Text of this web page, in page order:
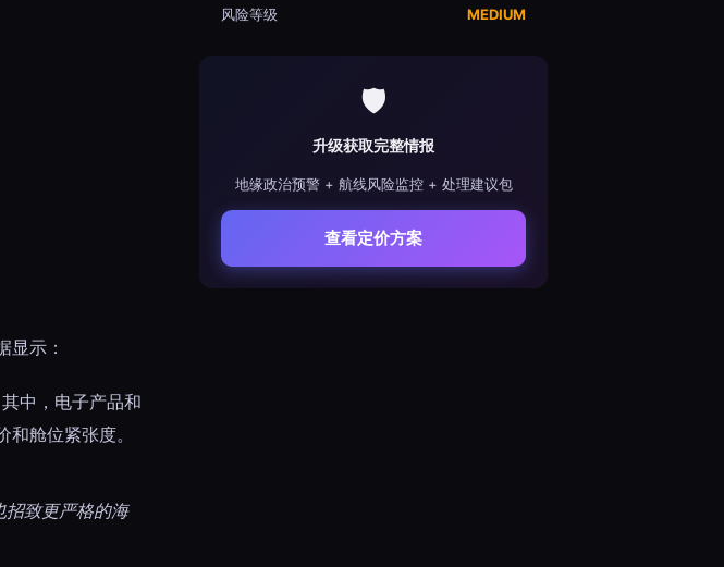
显示：
中，电子产品和
舱位紧张度。
招致更严格的海
风险等级 MEDIUM
🛡️
升级获取完整情报
地缘政治预警 + 航线风险监控 + 处理建议包
查看定价方案